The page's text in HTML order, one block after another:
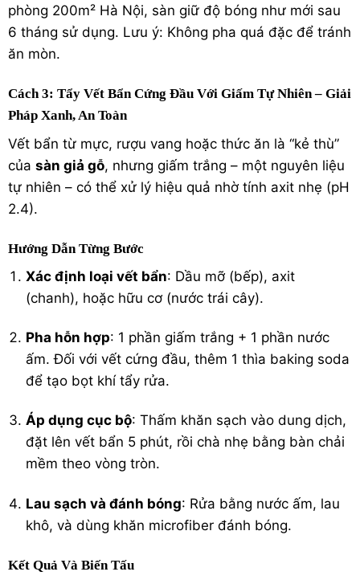
phòng 200m² Hà Nội, sàn giữ độ bóng như mới sau
6 tháng sử dụng. Lưu ý: Không pha quá đặc để tránh
ăn mòn.
Cách 3: Tẩy Vết Bẩn Cứng Đầu Với Giấm Tự Nhiên – Giải
Pháp Xanh, An Toàn
Vết bẩn từ mực, rượu vang hoặc thức ăn là “kẻ thù”
của sàn giả gỗ, nhưng giấm trắng – một nguyên liệu
tự nhiên – có thể xử lý hiệu quả nhờ tính axit nhẹ (pH
2.4).
Hướng Dẫn Từng Bước
Xác định loại vết bẩn: Dầu mỡ (bếp), axit
(chanh), hoặc hữu cơ (nước trái cây).
Pha hỗn hợp: 1 phần giấm trắng + 1 phần nước
ấm. Đối với vết cứng đầu, thêm 1 thìa baking soda
để tạo bọt khí tẩy rửa.
Áp dụng cục bộ: Thấm khăn sạch vào dung dịch,
đặt lên vết bẩn 5 phút, rồi chà nhẹ bằng bàn chải
mềm theo vòng tròn.
Lau sạch và đánh bóng: Rửa bằng nước ấm, lau
khô, và dùng khăn microfiber đánh bóng.
Kết Quả Và Biến Tấu